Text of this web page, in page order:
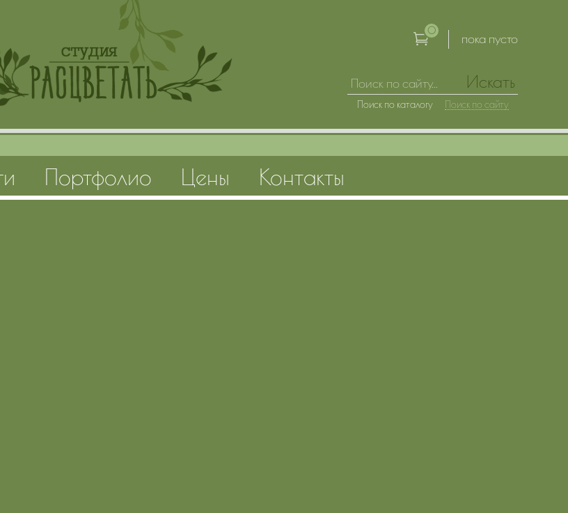
0
пока пусто
Искать
Поиск по каталогу Поиск по сайту
Портфолио Цены Контакты